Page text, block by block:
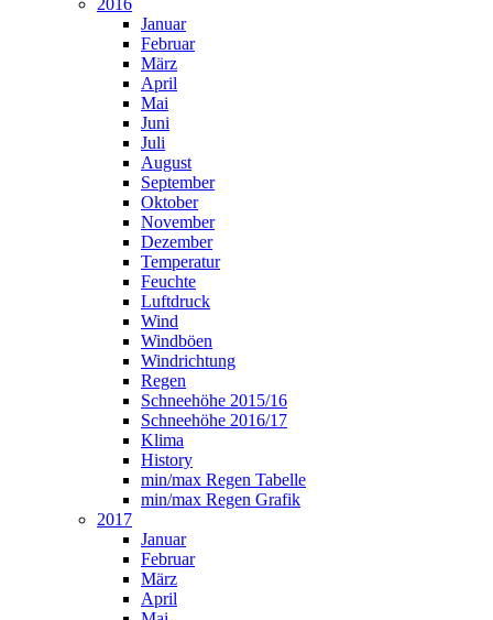
2016
Januar
Februar
März
April
Mai
Juni
Juli
August
September
Oktober
November
Dezember
Temperatur
Feuchte
Luftdruck
Wind
Windböen
Windrichtung
Regen
Schneehöhe 2015/16
Schneehöhe 2016/17
Klima
History
min/max Regen Tabelle
min/max Regen Grafik
2017
Januar
Februar
März
April